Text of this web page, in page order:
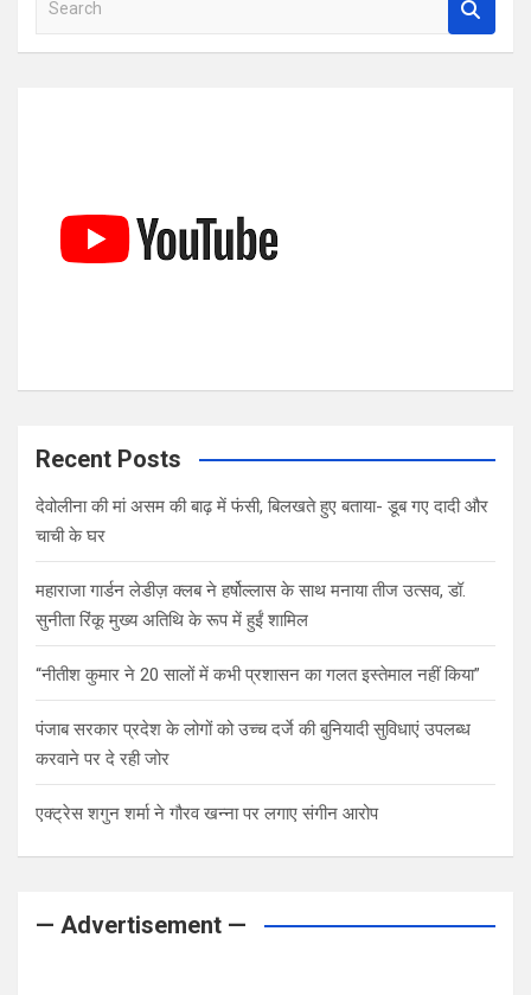
a
Recent Posts
देवोलीना की मां असम की बाढ़ में फंसी, बिलखते हुए बताया- डूब गए दादी और
चाची के घर
महाराजा गार्डन लेडीज़ क्लब ने हर्षोल्लास के साथ मनाया तीज उत्सव, डॉ.
सुनीता रिंकू मुख्य अतिथि के रूप में हुईं शामिल
“नीतीश कुमार ने 20 सालों में कभी प्रशासन का गलत इस्तेमाल नहीं किया”
पंजाब सरकार प्रदेश के लोगों को उच्च दर्जे की बुनियादी सुविधाएं उपलब्ध
करवाने पर दे रही जोर
एक्ट्रेस शगुन शर्मा ने गौरव खन्ना पर लगाए संगीन आरोप
— Advertisement —